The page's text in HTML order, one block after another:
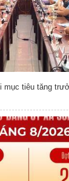
mục tiêu tăng